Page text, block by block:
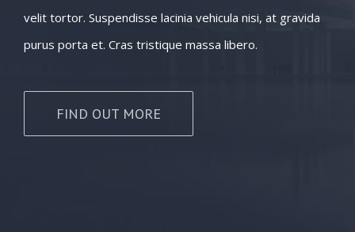
velit tortor. Suspendisse lacinia vehicula nisi, at gravida
purus porta et. Cras tristique massa libero.
FIND OUT MORE